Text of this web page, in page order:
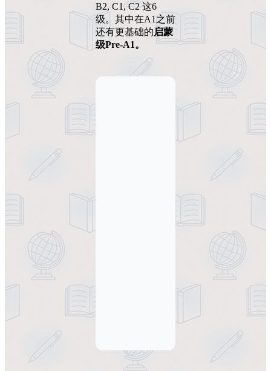
B2, C1, C2 这6
级。其中在A1之前
还有更基础的启蒙
级Pre-A1。